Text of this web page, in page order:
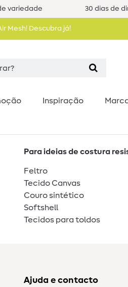
variedade 30 dias de
Mesh! Descubra já!
Inspiração
Para ideias de costura
Feltro
Tecido Canvas
Couro sintético
Softshell
Tecidos para toldos
Ajuda e contacto